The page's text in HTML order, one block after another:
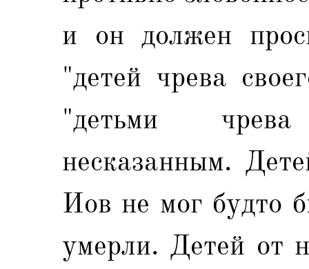
и он должен
"детей чрева
"детьми
несказанным.
Иов не мог будто
умерли. Детей от